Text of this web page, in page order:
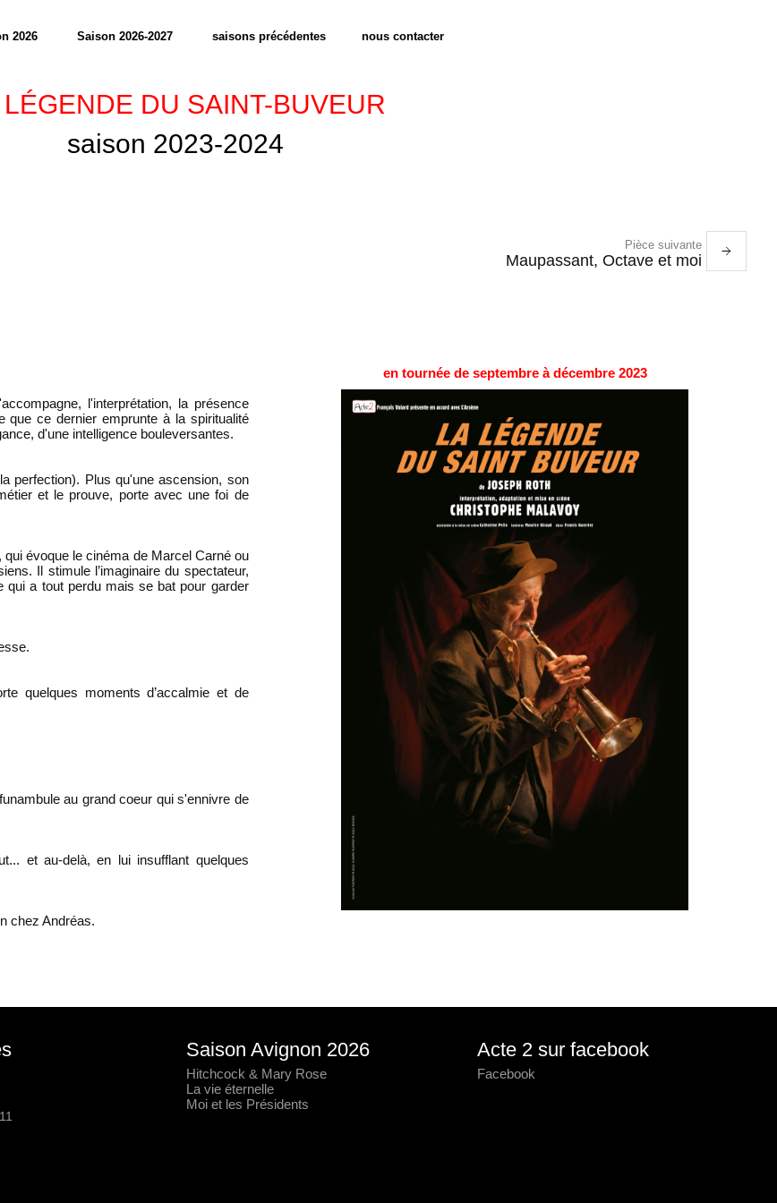
2026 Saison 2026-2027 saisons précédentes nous contacter
LÉGENDE DU SAINT-BUVEUR
saison 2023-2024
Pièce suivante
Maupassant, Octave et moi
l'interprétation, la présence
que ce dernier emprunte à la spiritualité
d'une intelligence bouleversantes.
perfection). Plus qu'une ascension, son
et le prouve, porte avec une foi de
évoque le cinéma de Marcel Carné ou
Il stimule l’imaginaire du spectateur,
qui a tout perdu mais se bat pour garder
quelques moments d’accalmie et de
au grand coeur qui s'ennivre de
et au-delà, en lui insufflant quelques
chez Andréas.
en tournée de septembre à décembre 2023
Saison Avignon 2026
Hitchcock & Mary Rose
La vie éternelle
Moi et les Présidents
Acte 2 sur facebook
Facebook